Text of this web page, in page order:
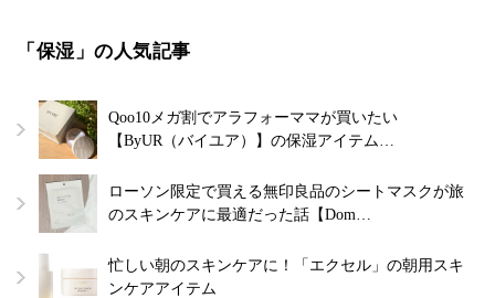
「保湿」の人気記事
Qoo10メガ割でアラフォーママが買いたい
【ByUR（バイユア）】の保湿アイテム…
ローソン限定で買える無印良品のシートマスクが旅
のスキンケアに最適だった話【Dom…
忙しい朝のスキンケアに！「エクセル」の朝用スキ
ンケアアイテム